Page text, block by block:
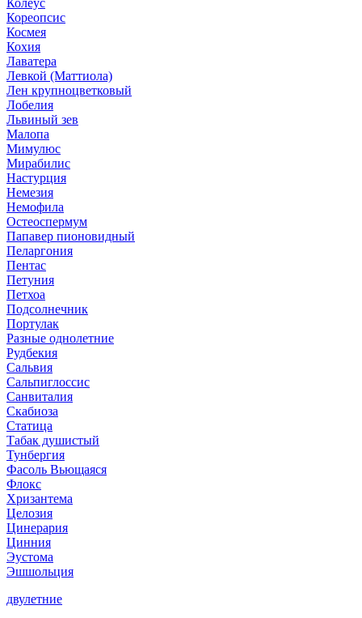
Кореопсис
Космея
Кохия
Лаватера
Левкой (Маттиола)
Лен крупноцветковый
Лобелия
Львиный зев
Малопа
Мимулюс
Мирабилис
Настурция
Немезия
Немофила
Остеоспермум
Папавер пионовидный
Пеларгония
Пентас
Петуния
Петхоа
Подсолнечник
Портулак
Разные однолетние
Рудбекия
Сальвия
Сальпиглоссис
Санвиталия
Скабиоза
Статица
Табак душистый
Тунбергия
Фасоль Вьющаяся
Флокс
Хризантема
Целозия
Цинерария
Цинния
Эустома
Эшшольция
двулетние